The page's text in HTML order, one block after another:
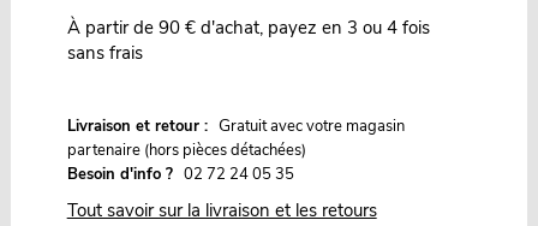
À partir de 90 € d'achat, payez en 3 ou 4 fois
sans frais
Livraison et retour : Gratuit avec votre magasin
partenaire (hors pièces détachées)
Besoin d'info ? 02 72 24 05 35
Tout savoir sur la livraison et les retours